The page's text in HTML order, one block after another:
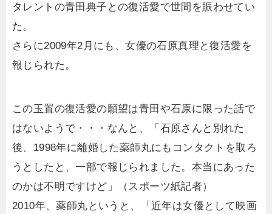
タレントの青田典子との復活愛で世間を賑わせてい
た。
さらに2009年2月にも、女優の石原真理と復活愛を
報じられた。
この玉置の復活愛の願望は青田や石原に限った話で
はないようで・・・なんと、「石原さんと別れた
後、1998年に離婚した薬師丸にもコンタクトを取ろ
うとしたと、一部で報じられました。本当にあった
のかは不明ですけど」（スポーツ紙記者）
2010年、薬師丸というと、「近年は女優として映画